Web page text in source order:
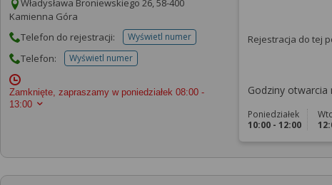
Władysława Broniewskiego 26, 58-400
Kamienna Góra
Telefon do rejestracji:
Wyświetl numertelefonu do rejestracji
Telefon: Wyświetl numertelefonu do placowki
Zamknięte, zapraszamy w poniedziałek 08:00 -
13:00
Rejestracja do tej
Godziny otwarcia
Poniedziałek
10:00 - 12:00